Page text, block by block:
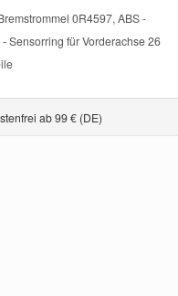
0R4597, ABS -
Sensorring für Vorderachse 26
ab 99 € (DE)